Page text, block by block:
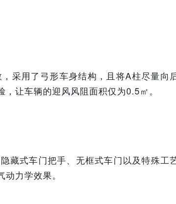
采用了弓形车身结构，且将A柱尽量向
让车辆的迎风风阻面积仅为0.5㎡。
藏式车门把手、无框式车门以及特殊工
力学效果。